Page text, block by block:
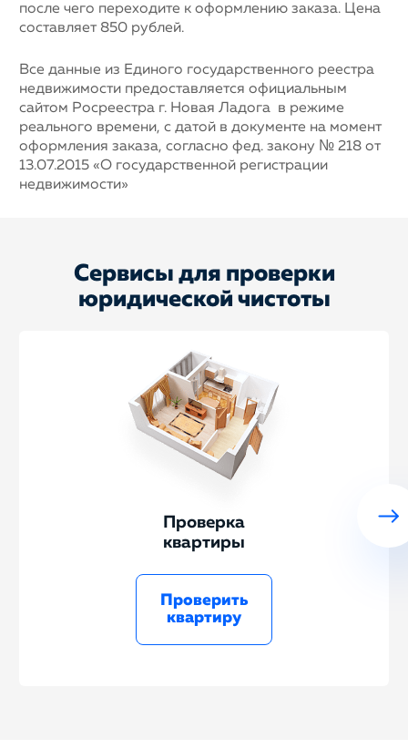
после чего переходите к оформлению заказа. Цена
составляет 850 рублей.
Все данные из Единого государственного реестра
недвижимости предоставляется официальным
сайтом Росреестра г. Новая Ладога в режиме
реального времени, с датой в документе на момент
оформления заказа, согласно фед. закону № 218 от
13.07.2015 «О государственной регистрации
недвижимости»
Сервисы для проверки
юридической чистоты
Проверка
квартиры
Проверить
квартиру